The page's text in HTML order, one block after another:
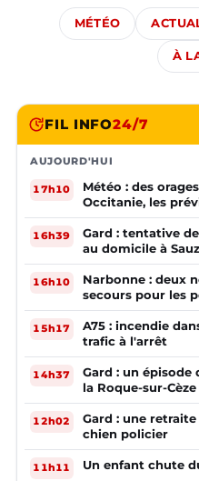
MÉTÉO
À
FIL INFO24/7
AUJOURD'HUI
17h10
Météo : des
Occitanie, les
16h39
Gard : tentative
au domicile à
16h10
Narbonne : deux
secours pour les
15h17
A75 : incendie
trafic à l'arrêt
14h37
Gard : un
la Roque-sur-Cèze
12h02
Gard : une
chien policier
11h11 Un enfant chute